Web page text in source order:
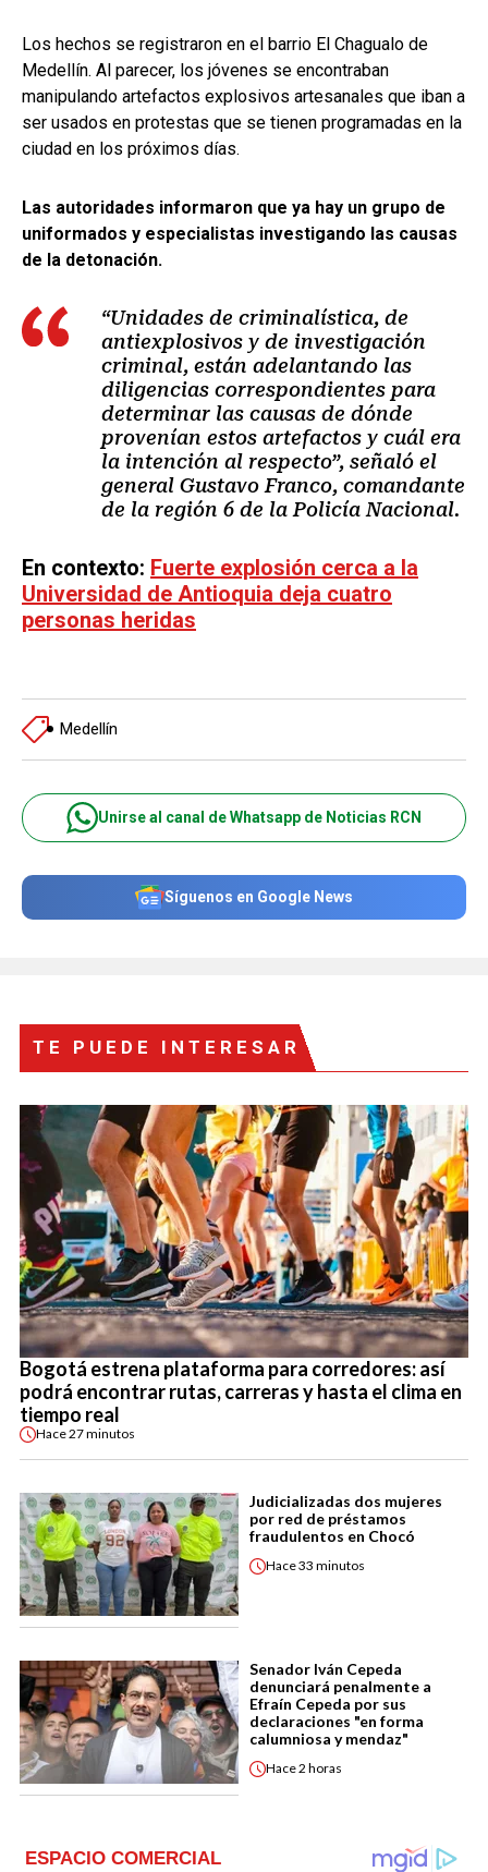
Los hechos se registraron en el barrio El Chagualo de
Medellín. Al parecer, los jóvenes se encontraban
manipulando artefactos explosivos artesanales que iban a
ser usados en protestas que se tienen programadas en la
ciudad en los próximos días.
Las autoridades informaron que ya hay un grupo de
uniformados y especialistas investigando las causas
de la detonación.
“Unidades de criminalística, de
antiexplosivos y de investigación
criminal, están adelantando las
diligencias correspondientes para
determinar las causas de dónde
provenían estos artefactos y cuál era
la intención al respecto”, señaló el
general Gustavo Franco, comandante
de la región 6 de la Policía Nacional.
En contexto: Fuerte explosión cerca a la
Universidad de Antioquia deja cuatro
personas heridas
Medellín
Unirse al canal de Whatsapp de Noticias RCN
Síguenos en Google News
TE PUEDE INTERESAR
Bogotá estrena plataforma para corredores: así
podrá encontrar rutas, carreras y hasta el clima en
tiempo real
Hace27 minutos
Judicializadas dos mujeres
por red de préstamos
fraudulentos en Chocó
Hace33 minutos
Senador Iván Cepeda
denunciará penalmente a
Efraín Cepeda por sus
declaraciones "en forma
calumniosa y mendaz"
Hace2 horas